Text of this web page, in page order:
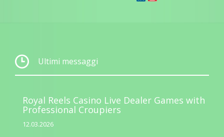
Ultimi messaggi
Royal Reels Casino Live Dealer Games with
Professional Croupiers
12.03.2026